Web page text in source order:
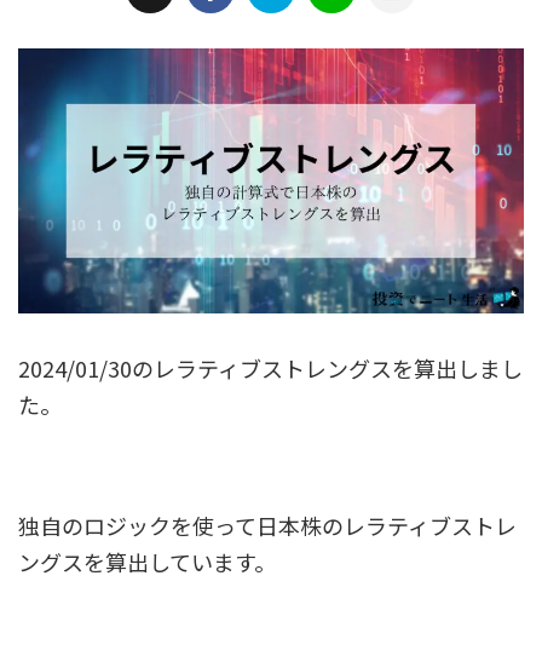
2024/01/30のレラティブストレングスを算出しまし
た。
独自のロジックを使って日本株のレラティブストレ
ングスを算出しています。